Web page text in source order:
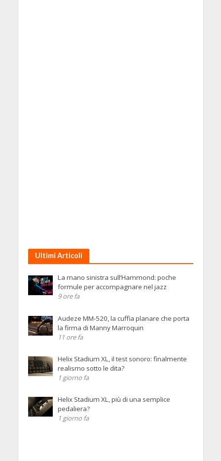
Ultimi Articoli
La mano sinistra sull’Hammond: poche
formule per accompagnare nel jazz
9 ore fa
Audeze MM-520, la cuffia planare che porta
la firma di Manny Marroquin
11 ore fa
Helix Stadium XL, il test sonoro: finalmente
realismo sotto le dita?
1 giorno fa
Helix Stadium XL, più di una semplice
pedaliera?
1 giorno fa